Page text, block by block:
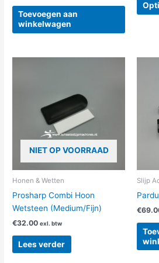
Toevoegen aan
winkelwagen
NIET OP VOORRAAD
Honen & Wetten
Prosharp Combi Hoon
Wetsteen (Medium/Fijn)
€32.00 exl. btw
Lees verder
Slijp
€